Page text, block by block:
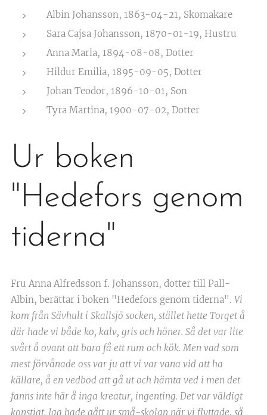
Albin Johansson, 1863-04-21, Skomakare
Sara Cajsa Johansson, 1870-01-19, Hustru
Anna Maria, 1894-08-08, Dotter
Hildur Emilia, 1895-09-05, Dotter
Johan Teodor, 1896-10-01, Son
Tyra Martina, 1900-07-02, Dotter
Ur boken
"Hedefors genom
tiderna"
Fru Anna Alfredsson f. Johansson, dotter till Pall-
Albin, berättar i boken "Hedefors genom tiderna". Vi
kom från Sävhult i Skallsjö socken, stället hette Torget å
där hade vi både ko, kalv, gris och höner. Så det var lite
svårt å ovant att bara få ett rum och kök. Men vad som
mest förvånade oss var ju att vi var vana vid att ha
källare, å en vedbod att gå ut och hämta ved i men det
fanns inte här å inga kreatur, ingenting. Det var väldigt
konstigt. Jag hade gått ur små-skolan när vi flyttade, så